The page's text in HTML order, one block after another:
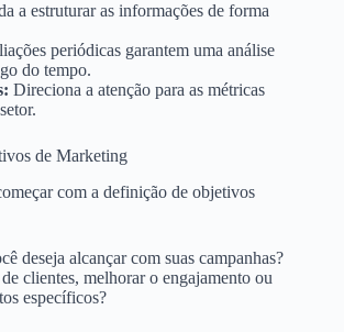
a estruturar as informações de forma
periódicas garantem uma análise
do tempo.
Direciona a atenção para as métricas
de Marketing
com a definição de objetivos
deseja alcançar com suas campanhas?
clientes, melhorar o engajamento ou
específicos?